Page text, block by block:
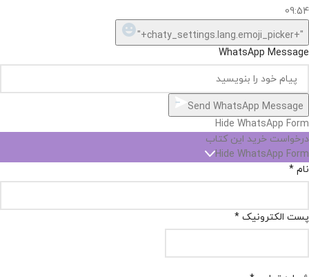
09:54
"+chaty_settings.lang.emoji_picker+"
WhatsApp Message
Send WhatsApp Message
Hide WhatsApp Form
درخواست خرید این کتاب
Hide WhatsApp Form
نام *
پست الکترونیک *